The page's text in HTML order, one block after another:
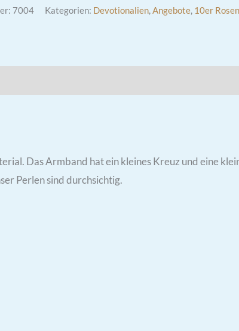
7004 Kategorien: Devotionalien,Angebote, 10er
Das Armband hat ein kleines Kreuz und eine
Perlen sind durchsichtig.